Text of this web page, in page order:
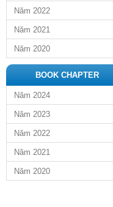
Năm 2022
Năm 2021
Năm 2020
BOOK CHAPTER
Năm 2024
Năm 2023
Năm 2022
Năm 2021
Năm 2020